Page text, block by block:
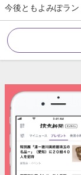
今後ともよみぽラン